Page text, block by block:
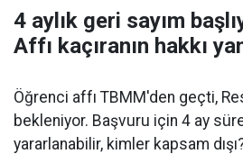
4 aylık geri sayım
Affı kaçıranın hakkı
Öğrenci affı TBMM'den geçti,
bekleniyor. Başvuru için 4 ay
yararlanabilir, kimler kapsam